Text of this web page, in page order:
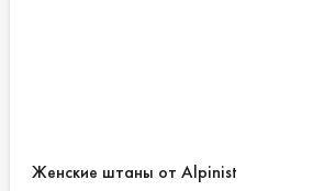
Женские штаны от Alpinist